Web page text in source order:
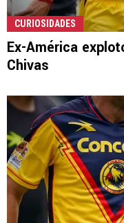
CURIOSIDADES
Ex-América
Chivas